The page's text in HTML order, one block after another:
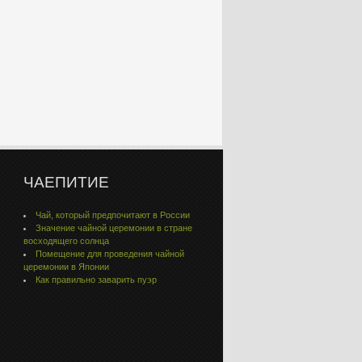
ЧАЕПИТИЕ
Чай, который предпочитают в России
Значение чайной церемонии в стране
восходящего солнца
Помещение для проведения чайной
церемонии в Японии
Как правильно заварить пуэр